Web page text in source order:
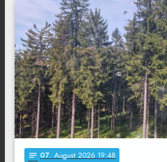
notes 07. August 2026 19:48